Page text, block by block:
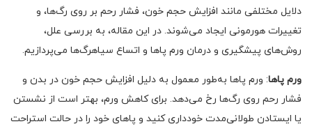
دلایل مختلفی مانند افزایش حجم خون، فشار رحم بر روی رگ‌ها، و
تغییرات هورمونی ایجاد می‌شوند. در این مقاله، به بررسی علل،
روش‌های پیشگیری و درمان ورم پاها و اتساع سیاهرگ‌ها می‌پردازیم.
ورم پاها: ورم پاها به‌طور معمول به دلیل افزایش حجم خون در بدن و
فشار رحم روی رگ‌ها رخ می‌دهد. برای کاهش ورم، بهتر است از نشستن
یا ایستادن طولانی‌مدت خودداری کنید و پاهای خود را در حالت استراحت